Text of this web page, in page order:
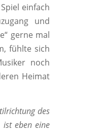
einfach
und
gerne mal
fühlte sich
noch
Heimat
des
eben eine